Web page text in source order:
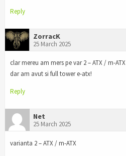
Reply
ZorracK
25 March 2025
clar mereu am mers pe var 2 – ATX / m-ATX
dar am avut si full tower e-atx!
Reply
Net
25 March 2025
varianta 2 – ATX / m-ATX